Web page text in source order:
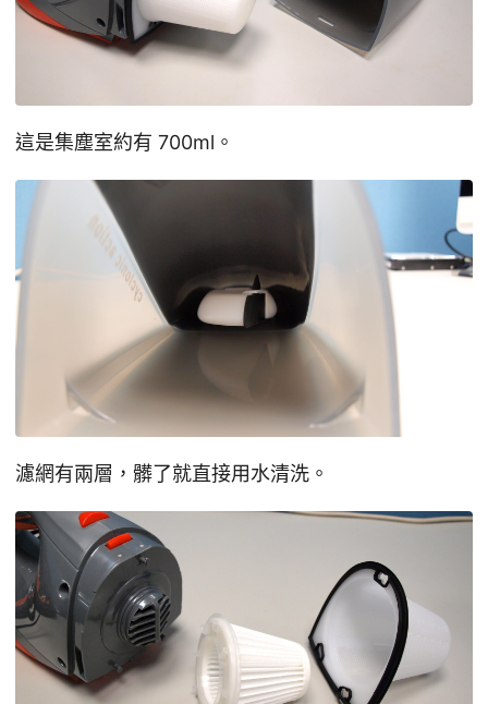
這是集塵室約有 700ml。
濾網有兩層，髒了就直接用水清洗。